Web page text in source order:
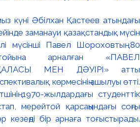
күні Әбілхан Қастеев атындағы
заманауи қазақстандық мүсін
мүсінші Павел Шороховтың 80
арналған «ПАВЕЛ
МЕН ДӘУІРІ» атты
көрмесінің ашылуы өтті.
1970-жылдардағы студенттік
мерейтой қарсаңындағы соңғы
кезеңді бір арнаға тоғыстырады.